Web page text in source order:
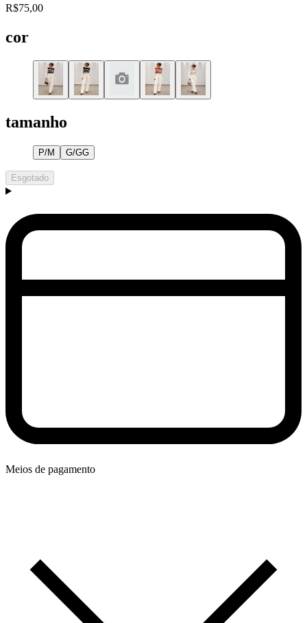
R$75,00
cor
tamanho
P/M G/GG
Esgotado
Meios de pagamento